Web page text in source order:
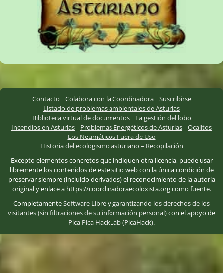
Contacto Colabora con la Coordinadora
Suscribirse
Listado de problemas ambientales de Asturias
Biblioteca virtual de documentos
La gestión del lobo
Incendios en Asturias
Problemas Energéticos de Asturias
Ocalitos
Los Neumáticos Fuera de Uso
Historia del ecologismo asturiano – Recopilación
Excepto elementos concretos que indiquen otra licencia, puede usar
libremente los contenidos de este sitio web con la única condición de
preservar siempre (incluido derivados) el reconocimiento de la autoría
original y enlace a https://coordinadoraecoloxista.org como fuente.
CompletamenteSoftware Libreygarantizando los derechos de los
visitantes (sin filtraciones de su información personal)con el apoyo de
Pica Pica HackLab (PicaHack).